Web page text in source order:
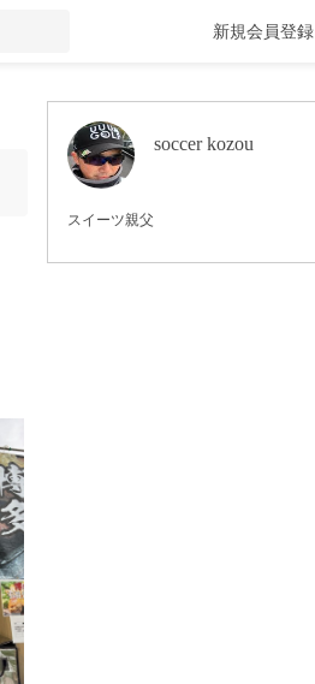
新規会員登録
soccer kozou
スイーツ親父